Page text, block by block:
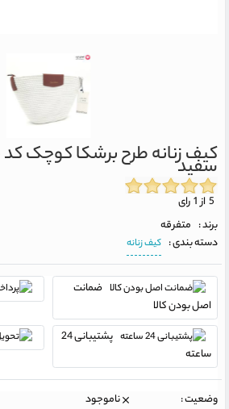
سفید
برند : متفرقه
دسته بندی : کیف زنانه
ضمانت
اصل بودن کالا
پشتیبانی 24
ساعته
وضعیت : ناموجود